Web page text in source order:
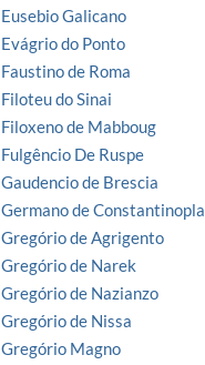
Eusebio Galicano
Evágrio do Ponto
Faustino de Roma
Filoteu do Sinai
Filoxeno de Mabboug
Fulgêncio De Ruspe
Gaudencio de Brescia
Germano de Constantinopla
Gregório de Agrigento
Gregório de Narek
Gregório de Nazianzo
Gregório de Nissa
Gregório Magno